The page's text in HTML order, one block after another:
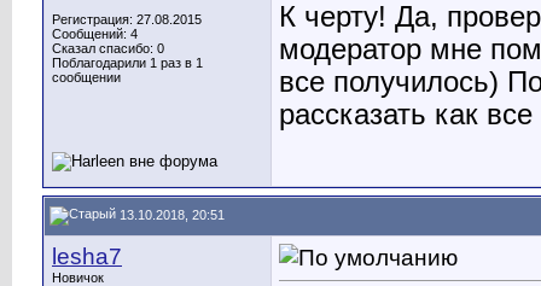
Регистрация: 27.08.2015
Сообщений: 4
Сказал спасибо: 0
Поблагодарили 1 раз в 1
сообщении
К черту! Да,
модератор мне
все получилось)
рассказать как
13.10.2018, 20:51
lesha7
Новичок